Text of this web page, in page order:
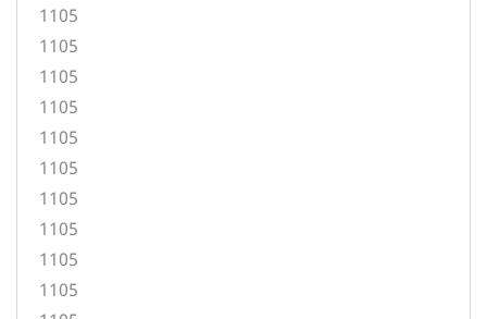
1105
1105
1105
1105
1105
1105
1105
1105
1105
1105